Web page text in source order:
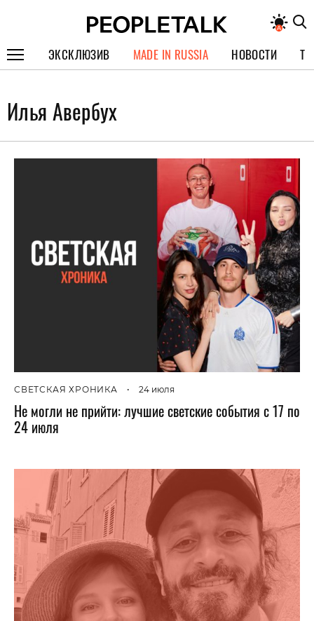
ЭКСКЛЮЗИВ
СПЕЦПРОЕКТЫ
ИНТЕРВЬЮ
MADE IN RUSSIA НОВОСТИ
Илья Авербух
СВЕТСКАЯ ХРОНИКА • 24 июля
Не могли не прийти: лучшие светские события с 17 по
24 июля